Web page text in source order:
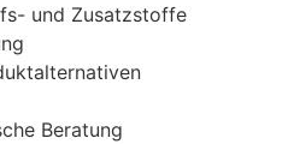
und Zusatzstoffe
Beratung